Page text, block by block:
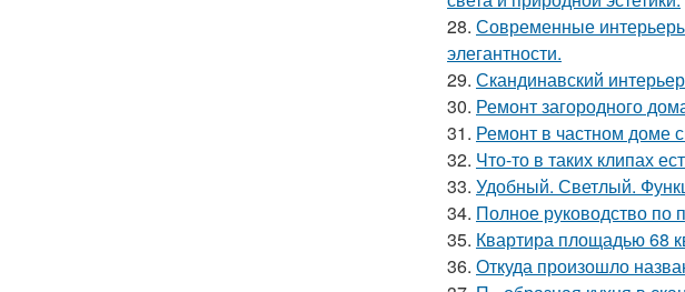
28. Современные
элегантности.
29. Скандинавский
30. Ремонт загородного
31. Ремонт в частном доме
32. Что-то в таких клипах
33. Удобный. Светлый.
34. Полное руководство по
35. Квартира площадью 68
36. Откуда произошло